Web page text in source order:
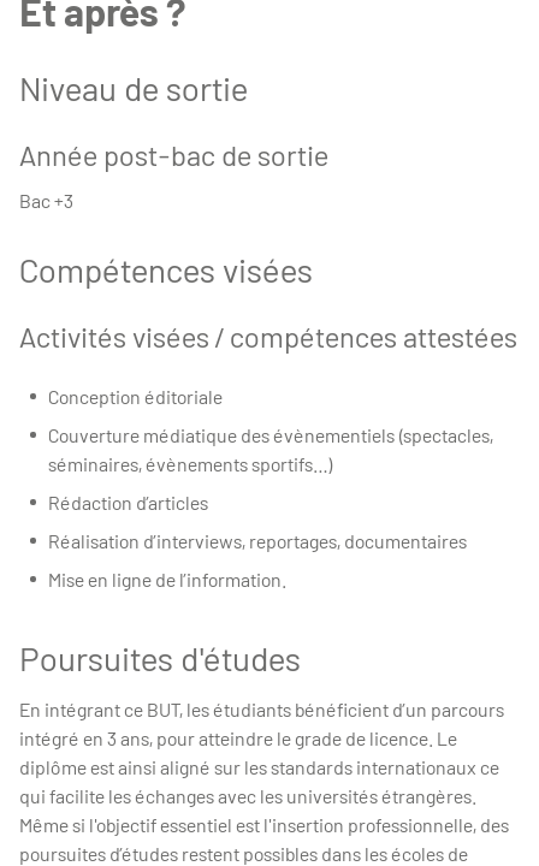
Et après ?
Niveau de sortie
Année post-bac de sortie
Bac +3
Compétences visées
Activités visées / compétences attestées
Conception éditoriale
Couverture médiatique des évènementiels (spectacles,
séminaires, évènements sportifs…)
Rédaction d’articles
Réalisation d’interviews, reportages, documentaires
Mise en ligne de l’information.
Poursuites d'études
En intégrant ce BUT, les étudiants bénéficient d’un parcours
intégré en 3 ans, pour atteindre le grade de licence. Le
diplôme est ainsi aligné sur les standards internationaux ce
qui facilite les échanges avec les universités étrangères.
Même si l'objectif essentiel est l'insertion professionnelle, des
poursuites d’études restent possibles dans les écoles de